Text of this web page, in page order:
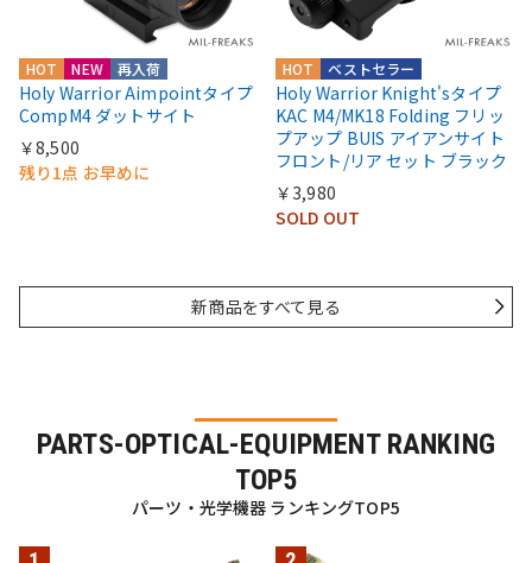
HOT NEW 再入荷
Holy Warrior Aimpointタイプ
CompM4 ダットサイト
￥8,500
残り1点 お早めに
HOT ベストセラー
Holy Warrior Knight'sタイプ
KAC M4/MK18 Folding フリッ
プアップ BUIS アイアンサイト
フロント/リア セット ブラック
￥3,980
SOLD OUT
新商品をすべて見る
PARTS-OPTICAL-EQUIPMENT RANKING
TOP5
パーツ・光学機器 ランキングTOP5